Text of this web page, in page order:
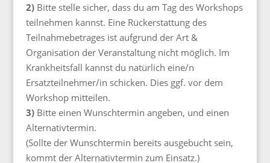
2)Bitte stelle sicher, dass du am Tag des Workshops
teilnehmen kannst. Eine Rückerstattung des
Teilnahmebetrages ist aufgrund der Art &
Organisation der Veranstaltung nicht möglich. Im
Krankheitsfall kannst du natürlich eine/n
Ersatzteilnehmer/in schicken. Dies ggf. vor dem
Workshop mitteilen.
3)Bitte einen Wunschtermin angeben, und einen
Alternativtermin.
(Sollte der Wunschtermin bereits ausgebucht sein,
kommt der Alternativtermin zum Einsatz.)